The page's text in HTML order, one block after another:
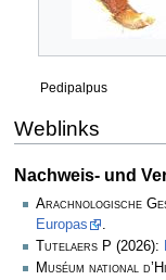
Pedipalpus
Weblinks
Nachweis- und
Arachnologische
Europas
Tutelaers P (2026):
Muséum national